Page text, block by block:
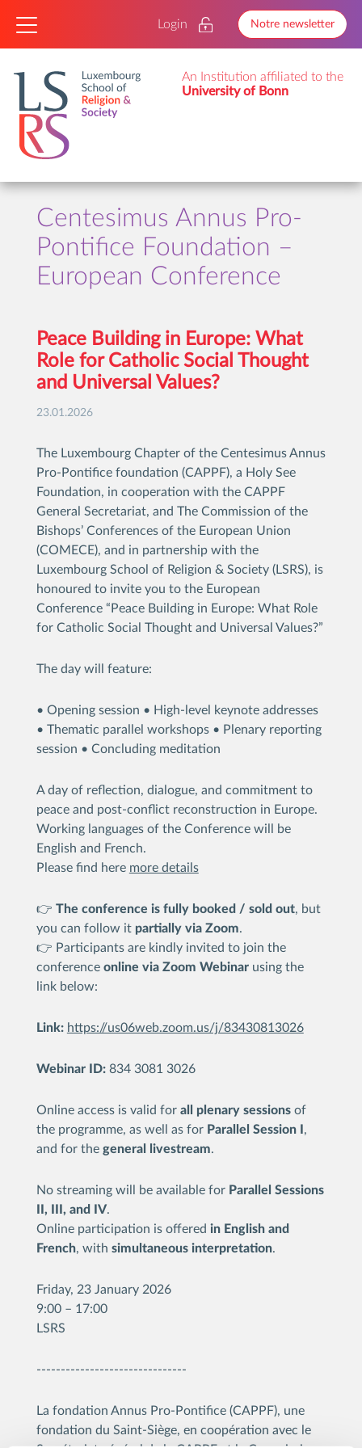
An Institution affiliated to the
University of Bonn
Login Notre newsletter
Centesimus Annus Pro-
Pontifice Foundation –
European Conference
Peace Building in Europe: What
Role for Catholic Social Thought
and Universal Values?
23.01.2026
The Luxembourg Chapter of the Centesimus Annus
Pro-Pontifice foundation (CAPPF), a Holy See
Foundation, in cooperation with the CAPPF
General Secretariat, and The Commission of the
Bishops’ Conferences of the European Union
(COMECE), and in partnership with the
Luxembourg School of Religion & Society (LSRS), is
honoured to invite you to the European
Conference “Peace Building in Europe: What Role
for Catholic Social Thought and Universal Values?”
The day will feature:
• Opening session • High-level keynote addresses
• Thematic parallel workshops • Plenary reporting
session • Concluding meditation
A day of reflection, dialogue, and commitment to
peace and post-conflict reconstruction in Europe.
Working languages of the Conference will be
English and French.
Please find here more details
👉 The conference is fully booked / sold out, but
you can follow it partially via Zoom.
👉 Participants are kindly invited to join the
conference online via Zoom Webinarusing the
link below:
Link: https://us06web.zoom.us/j/83430813026
Webinar ID:834 3081 3026
Online access is valid for all plenary sessionsof
the programme, as well as for Parallel Session I,
and for the general livestream.
No streaming will be available for Parallel Sessions
II, III, and IV.
Online participation is offered in English and
French, with simultaneous interpretation.
Friday, 23 January 2026
9:00 – 17:00
LSRS
-------------------------------
La fondation Annus Pro-Pontifice (CAPPF), une
fondation du Saint-Siège, en coopération avec le